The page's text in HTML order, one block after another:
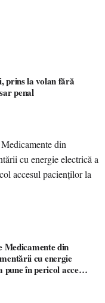
prins la volan fără
penal
din
cu energie
în pericol accesul